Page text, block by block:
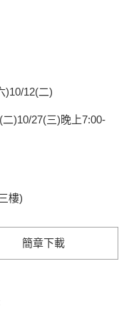
)10/12(二)
)10/27(三)晚上7:00-
樓)
簡章下載